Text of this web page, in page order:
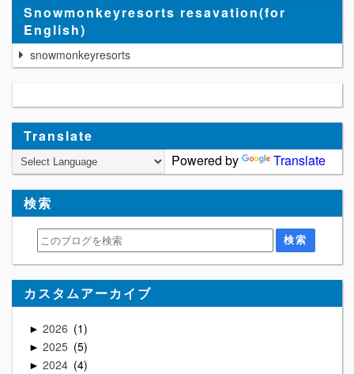
Snowmonkeyresorts resavation(for
English)
snowmonkeyresorts
Translate
Powered by
Translate
検索
カスタムアーカイブ
► 2026 1
► 2025 5
► 2024 4